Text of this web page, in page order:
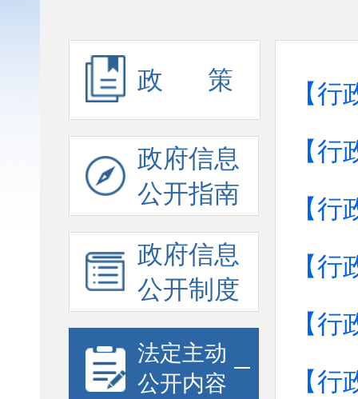
政 策
政府信息
公开指南
政府信息
公开制度
法定主动
公开内容
【
【
【
【
【
【